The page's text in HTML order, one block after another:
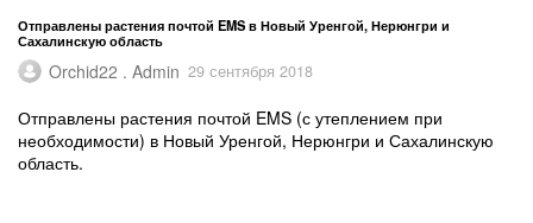
Отправлены растения почтой EMS в Новый Уренгой, Нерюнгри и
Сахалинскую область
Orchid22 . Admin 29 сентября 2018
Отправлены растения почтой EMS (с утеплением при
необходимости) в Новый Уренгой, Нерюнгри и Сахалинскую
область.